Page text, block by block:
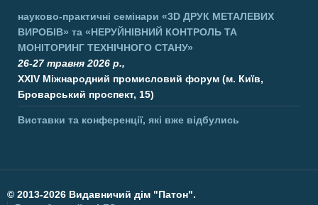
науково-практичні семінари «3D ДРУК МЕТАЛЕВИХ
ВИРОБІВ» та «НЕРУЙНІВНИЙ КОНТРОЛЬ ТА
МОНІТОРИНГ ТЕХНІЧНОГО СТАНУ»
26-27 травня 2026 р.,
XXIV Міжнародний промисловий форум (м. Київ,
Броварський проспект, 15)
Виставки та конференції, які вже відбулись
© 2013-2026 Видавничий дім "Патон".